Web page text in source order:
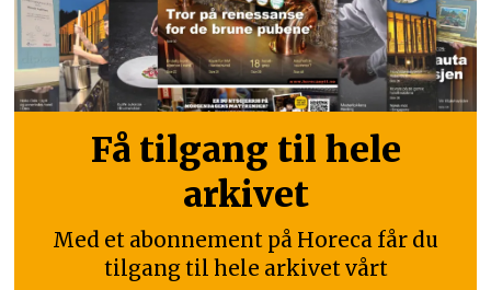
Få tilgang til hele
arkivet
Med et abonnement på Horeca får du
tilgang til hele arkivet vårt